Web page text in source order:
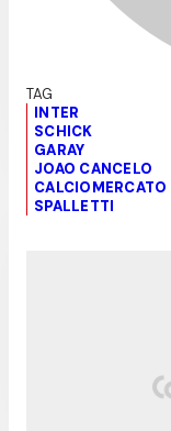
INTER
SCHICK
GARAY
JOAO CANCELO
CALCIOMERCATO
SPALLETTI